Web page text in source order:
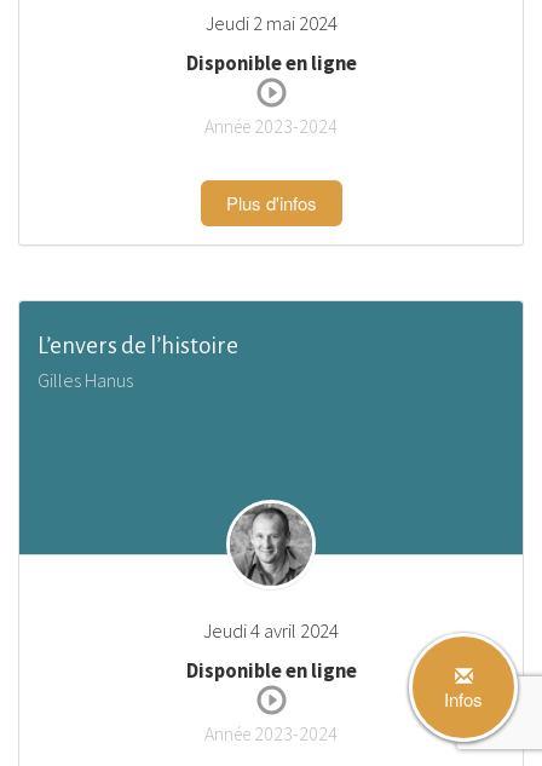
Infos
Jeudi 2 mai 2024
Disponible en ligne
Année 2023-2024
Plus d'infos
L’envers de l’histoire
Gilles Hanus
Jeudi 4 avril 2024
Disponible en ligne
Année 2023-2024